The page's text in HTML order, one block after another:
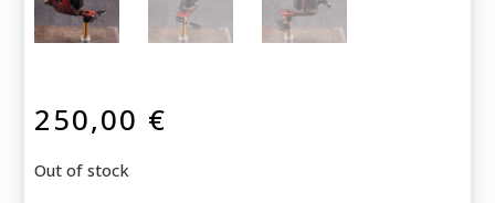
250,00 €
Out of stock